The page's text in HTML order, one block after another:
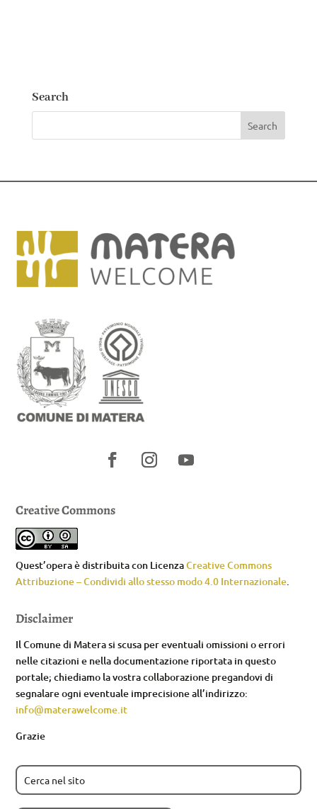
Search
Creative Commons
Quest’opera è distribuita con LicenzaCreative Commons
Attribuzione – Condividi allo stesso modo 4.0 Internazionale.
Disclaimer
Il Comune di Matera si scusa per eventuali omissioni o errori
nelle citazioni e nella documentazione riportata in questo
portale; chiediamo la vostra collaborazione pregandovi di
segnalare ogni eventuale imprecisione all’indirizzo:
info@materawelcome.it
Grazie